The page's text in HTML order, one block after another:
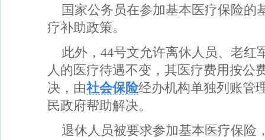
国家公务员在参加基本医疗保险的
疗补助政策。
此外，44号文允许离休人员、老红
人的医疗待遇不变，其医疗费用按公
决，由社会保险经办机构单独列账管
民政府帮助解决。
退休人员被要求参加基本医疗保险